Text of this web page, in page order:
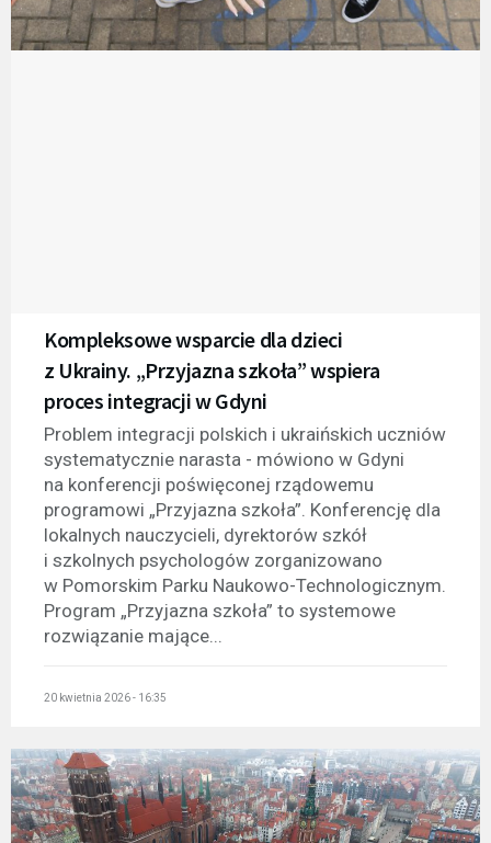
Kompleksowe wsparcie dla dzieci
z Ukrainy. „Przyjazna szkoła” wspiera
proces integracji w Gdyni
Problem integracji polskich i ukraińskich uczniów
systematycznie narasta - mówiono w Gdyni
na konferencji poświęconej rządowemu
programowi „Przyjazna szkoła”. Konferencję dla
lokalnych nauczycieli, dyrektorów szkół
i szkolnych psychologów zorganizowano
w Pomorskim Parku Naukowo-Technologicznym.
Program „Przyjazna szkoła” to systemowe
rozwiązanie mające...
20 kwietnia 2026 - 16:35